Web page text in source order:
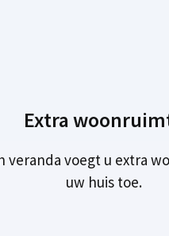
Extra
veranda voegt u extra
uw huis toe.